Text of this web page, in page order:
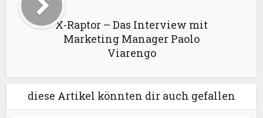
X-Raptor – Das Interview mit
Marketing Manager Paolo
Viarengo
diese Artikel könnten dir auch gefallen